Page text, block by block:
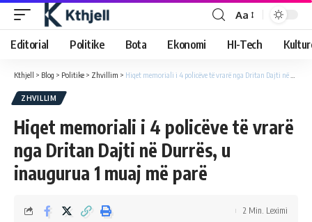
Aa
Editorial Politike Bota Ekonomi HI-Tech
Kthjell > Blog > Politike > Zhvillim > Hiqet memoriali i 4 policëve të vrarë nga Dritan Dajti në Durrës, u inaugurua 1 muaj më parë
ZHVILLIM
Hiqet memoriali i 4 policëve të vrarë
nga Dritan Dajti në Durrës, u
inaugurua 1 muaj më parë
2 Min. Leximi